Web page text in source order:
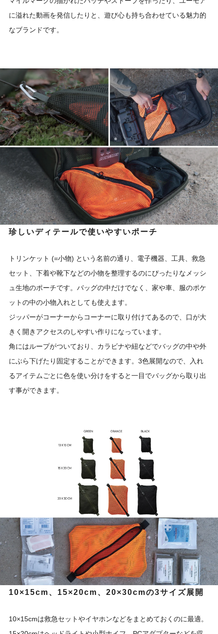
に溢れた動画を発信したりと、遊び心も持ち合わせている魅力的
なブランドです。
珍しいディテールで使いやすいポーチ
トリンケット (=小物) という名前の通り、電子機器、工具、救急
セット、下着や靴下などの小物を整理するのにぴったりなメッシ
ュ生地のポーチです。バッグの中だけでなく、家や車、服のポケ
ットの中の小物入れとしても使えます。
ジッパーがコーナーからコーナーに取り付けてあるので、口が大
きく開きアクセスのしやすい作りになっています。
角にはループがついており、カラビナや紐などでバッグの中や外
にぶら下げたり固定することができます。3色展開なので、入れ
るアイテムごとに色を使い分けをすると一目でバッグから取り出
す事ができます。
10×15cm、15×20cm、20×30cmの3サイズ展開
10×15cmは救急セットやイヤホンなどをまとめておくのに最適。